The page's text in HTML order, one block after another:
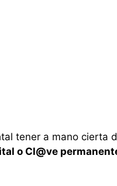
tener a mano cierta
o Cl@ve